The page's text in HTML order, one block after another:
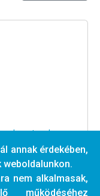
partszakasz
annak érdekében,
nem alkalmasak,
működéséhez